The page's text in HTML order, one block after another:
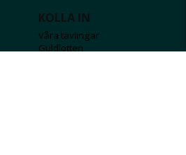
KOLLA IN
Våra tävlingar
Guldlotten